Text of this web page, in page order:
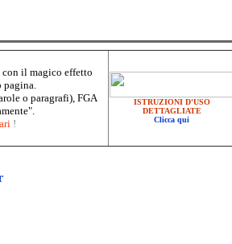
il magico effetto
pagina.
o paragrafi), FGA
!
ISTRUZIONI D'USO
DETTAGLIATE
Clicca qui